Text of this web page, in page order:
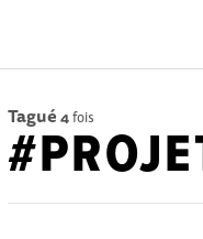
Tagué 4fois